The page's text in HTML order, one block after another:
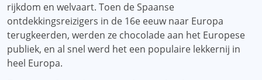
rijkdom en welvaart. Toen de Spaanse
ontdekkingsreizigers in de 16e eeuw naar Europa
terugkeerden, werden ze chocolade aan het Europese
publiek, en al snel werd het een populaire lekkernij in
heel Europa.